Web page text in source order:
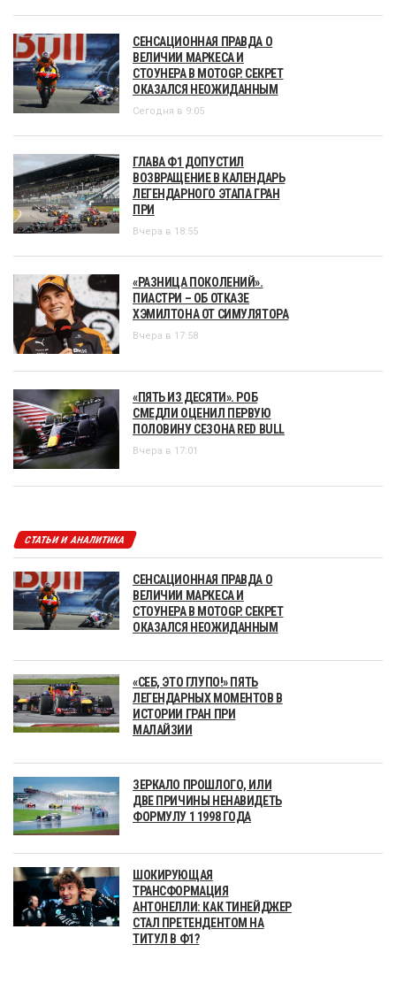
СЕНСАЦИОННАЯ ПРАВДА О
ВЕЛИЧИИ МАРКЕСА И
СТОУНЕРА В MOTOGP. СЕКРЕТ
ОКАЗАЛСЯ НЕОЖИДАННЫМ
Сегодня в 9:05
ГЛАВА Ф1 ДОПУСТИЛ
ВОЗВРАЩЕНИЕ В КАЛЕНДАРЬ
ЛЕГЕНДАРНОГО ЭТАПА ГРАН
ПРИ
Вчера в 18:55
«РАЗНИЦА ПОКОЛЕНИЙ».
ПИАСТРИ – ОБ ОТКАЗЕ
ХЭМИЛТОНА ОТ СИМУЛЯТОРА
Вчера в 17:58
«ПЯТЬ ИЗ ДЕСЯТИ». РОБ
СМЕДЛИ ОЦЕНИЛ ПЕРВУЮ
ПОЛОВИНУ СЕЗОНА RED BULL
Вчера в 17:01
СТАТЬИ И АНАЛИТИКА
СЕНСАЦИОННАЯ ПРАВДА О
ВЕЛИЧИИ МАРКЕСА И
СТОУНЕРА В MOTOGP. СЕКРЕТ
ОКАЗАЛСЯ НЕОЖИДАННЫМ
«СЕБ, ЭТО ГЛУПО!» ПЯТЬ
ЛЕГЕНДАРНЫХ МОМЕНТОВ В
ИСТОРИИ ГРАН ПРИ
МАЛАЙЗИИ
ЗЕРКАЛО ПРОШЛОГО, ИЛИ
ДВЕ ПРИЧИНЫ НЕНАВИДЕТЬ
ФОРМУЛУ 1 1998 ГОДА
ШОКИРУЮЩАЯ
ТРАНСФОРМАЦИЯ
АНТОНЕЛЛИ: КАК ТИНЕЙДЖЕР
СТАЛ ПРЕТЕНДЕНТОМ НА
ТИТУЛ В Ф1?